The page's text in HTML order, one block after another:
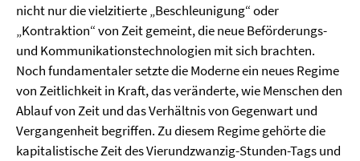
nicht nur die vielzitierte „Beschleunigung“ oder
„Kontraktion“ von Zeit gemeint, die neue Beförderungs-
und Kommunikationstechnologien mit sich brachten.
Noch fundamentaler setzte die Moderne ein neues Regime
von Zeitlichkeit in Kraft, das veränderte, wie Menschen den
Ablauf von Zeit und das Verhältnis von Gegenwart und
Vergangenheit begriffen. Zu diesem Regime gehörte die
kapitalistische Zeit des Vierundzwanzig-Stunden-Tags und